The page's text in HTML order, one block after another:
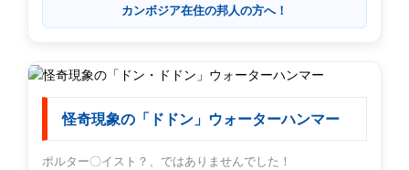
カンボジア在住の邦人の方へ！
怪奇現象の「ドドン」ウォーターハンマー
ポルター〇イスト？、ではありませんでした！